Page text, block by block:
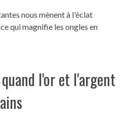
nous mènent à l'éclat
qui magnifie les ongles en
l'or et l'argent